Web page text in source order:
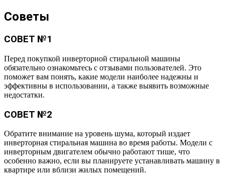
Советы
СОВЕТ №1
Перед покупкой инверторной стиральной машины
обязательно ознакомьтесь с отзывами пользователей. Это
поможет вам понять, какие модели наиболее надежны и
эффективны в использовании, а также выявить возможные
недостатки.
СОВЕТ №2
Обратите внимание на уровень шума, который издает
инверторная стиральная машина во время работы. Модели с
инверторным двигателем обычно работают тише, что
особенно важно, если вы планируете устанавливать машину в
квартире или вблизи жилых помещений.